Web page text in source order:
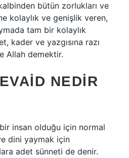
bütün zorlukları ve
kolaylık ve genişlik veren,
tam bir kolaylık
kader ve yazgısına razı
Allah demektir.
NEDIR
insan olduğu için normal
dini yaymak için
adet sünneti de denir.